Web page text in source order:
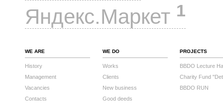
Яндекс.Маркет 1
WE ARE
History
Management
Vacancies
Contacts
WE DO
Works
Clients
New business
Good deeds
PROJECTS
BBDO Lecture
Charity Fund
BBDO RUN